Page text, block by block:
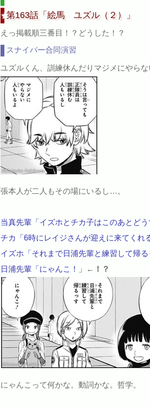
第163話「絵馬 ユズル（２）」
えっ掲載順三番目！？どうした！？
スナイパー合同演習
ユズルくん、訓練休んだりマジメにやら
©Daisuke Ashihara
張本人が二人もその場にいるし…。
当真先輩「イズホとチカ子はこのあとどう
チカ「6時にレイジさんが迎えに来てくれ
イズホ「それまで日浦先輩と練習して帰る
日浦先輩「にゃんこ！」
←！？
©Daisuke Ashihara
にゃんこって何かな。動詞かな。哲学。